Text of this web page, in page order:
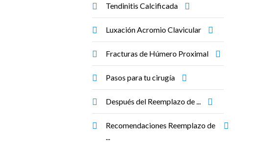
Tendinitis Calcificada
Luxación Acromio Clavicular
Fracturas de Húmero Proximal
Pasos para tu cirugía
Después del Reemplazo de ...
Recomendaciones Reemplazo de
...